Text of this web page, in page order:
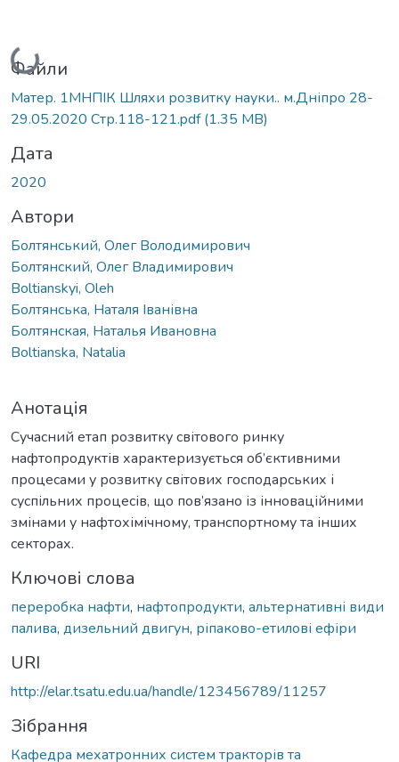
Вантажиться...
Файли
Матер. 1МНПІК Шляхи розвитку науки.. м.Дніпро 28-
29.05.2020 Стр.118-121.pdf(1.35 MB)
Дата
2020
Автори
Болтянський, Олег Володимирович
Болтянский, Олег Владимирович
Boltianskyi, Oleh
Болтянська, Наталя Іванівна
Болтянская, Наталья Ивановна
Boltianska, Natalia
Анотація
Сучасний етап розвитку світового ринку
нафтопродуктів характеризується об’єктивними
процесами у розвитку світових господарських і
суспільних процесів, що пов’язано із інноваційними
змінами у нафтохімічному, транспортному та інших
секторах.
Ключові слова
переробка нафти, нафтопродукти, альтернативні види
палива, дизельний двигун, ріпаково-етилові ефіри
URI
http://elar.tsatu.edu.ua/handle/123456789/11257
Зібрання
Кафедра мехатронних систем тракторів та